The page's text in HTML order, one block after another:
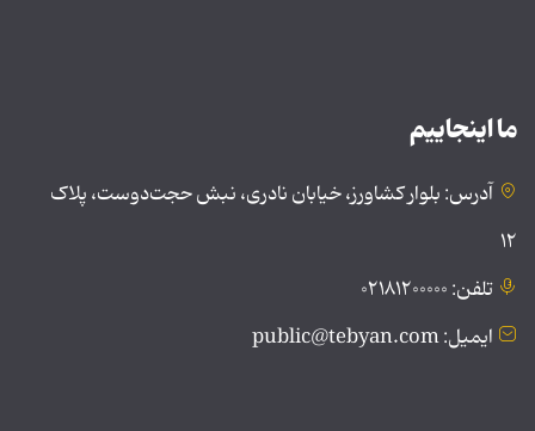
ما اینجاییم
آدرس: بلوار کشاورز، خیابان نادری، نبش حجت‌دوست، پلاک
۱۲
تلفن: ۰۲۱۸۱۲۰۰۰۰۰
ایمیل: public@tebyan.com